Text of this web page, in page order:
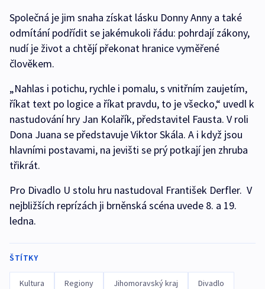
Společná je jim snaha získat lásku Donny Anny a také
odmítání podřídit se jakémukoli řádu: pohrdají zákony,
nudí je život a chtějí překonat hranice vyměřené
člověkem.
„Nahlas i potichu, rychle i pomalu, s vnitřním zaujetím,
říkat text po logice a říkat pravdu, to je všecko,“ uvedl k
nastudování hry Jan Kolařík, představitel Fausta. V roli
Dona Juana se představuje Viktor Skála. A i když jsou
hlavními postavami, na jevišti se prý potkají jen zhruba
třikrát.
Pro Divadlo U stolu hru nastudoval František Derfler. V
nejbližších reprízách ji brněnská scéna uvede 8. a 19.
ledna.
ŠTÍTKY
Kultura Regiony Jihomoravský kraj Divadlo